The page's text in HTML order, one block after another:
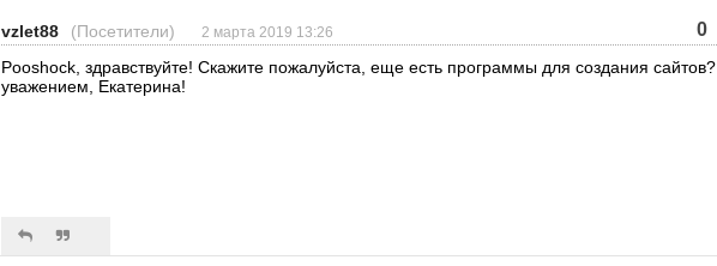
vzlet88 (Посетители) 2 марта 2019 13:26 0
Pooshock, здравствуйте! Скажите пожалуйста, еще есть программы для создания
уважением, Екатерина!